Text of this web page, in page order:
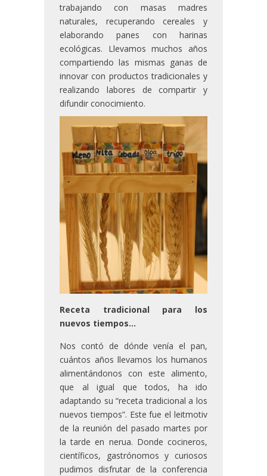
trabajando con masas madres
naturales, recuperando cereales y
elaborando panes con harinas
ecológicas. Llevamos muchos años
compartiendo las mismas ganas de
innovar con productos tradicionales y
realizando labores de compartir y
difundir conocimiento.
Receta tradicional para los
nuevos tiempos…
Nos contó de dónde venía el pan,
cuántos años llevamos los humanos
alimentándonos con este alimento,
que al igual que todos, ha ido
adaptando su “receta tradicional a los
nuevos tiempos”. Este fue el leitmotiv
de la reunión del pasado martes por
la tarde en nerua. Donde cocineros,
científicos, gastrónomos y curiosos
pudimos disfrutar de la conferencia